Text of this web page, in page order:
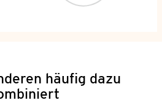
häufig dazu